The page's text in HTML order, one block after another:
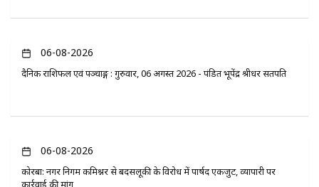
06-08-2026
दैनिक राशिफल एवं पञ्चाङ्ग : गुरुवार, 06 अगस्त 2026 - पंडित भूपेंद्र श्रीधर सतपति
06-08-2026
कोरबा: नगर निगम कमिश्नर से बदसलूकी के विरोध में पार्षद एकजुट, व्यापारी पर
कार्रवाई की मांग